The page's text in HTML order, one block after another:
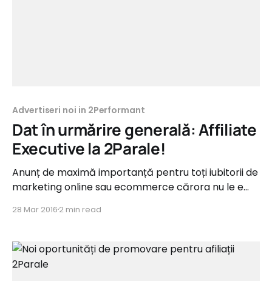
Advertiseri noi in 2Performant
Dat în urmărire generală: Affiliate
Executive la 2Parale!
Anunț de maximă importanță pentru toți iubitorii de
marketing online sau ecommerce cărora nu le e
generală viitorul Affiliate Executive al rețelei de
suspectului: * Are experienţa în e-commerce sau în
marketing online.
28 Mar 2016 2 min read